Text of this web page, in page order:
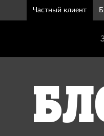
Частный клиент